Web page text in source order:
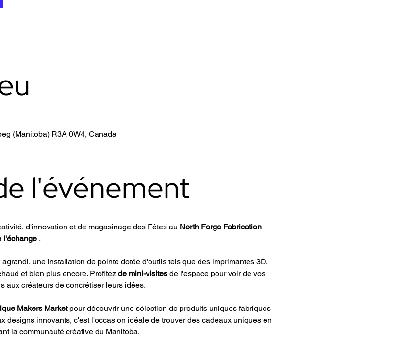
(Manitoba) R3A 0W4, Canada
l'événement
d'innovation et de magasinage des Fêtes au North Forge Fabrication
l'échange .
une installation de pointe dotée d'outils tels que des imprimantes 3D,
et bien plus encore. Profitez de mini-visites de l'espace pour voir de vos
aux créateurs de concrétiser leurs idées.
Makers Market pour découvrir une sélection de produits uniques fabriqués
designs innovants, c'est l'occasion idéale de trouver des cadeaux uniques en
la communauté créative du Manitoba.